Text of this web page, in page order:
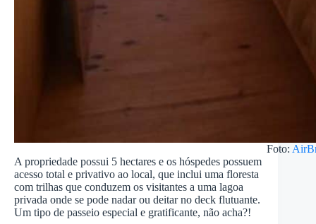
Foto:
A propriedade possui 5 hectares e os hóspedes possuem
acesso total e privativo ao local, que inclui uma floresta
com trilhas que conduzem os visitantes a uma lagoa
privada onde se pode nadar ou deitar no deck flutuante.
Um tipo de passeio especial e gratificante, não acha?!